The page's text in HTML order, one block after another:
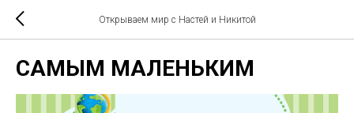
Открываем мир с Настей и Никитой
САМЫМ МАЛЕНЬКИМ